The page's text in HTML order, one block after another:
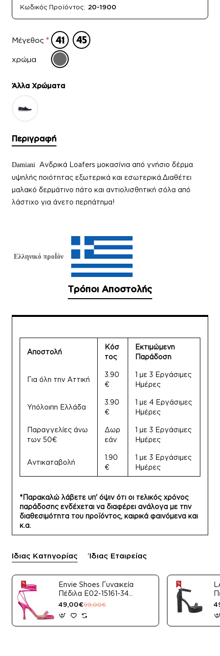
Κωδικός Προϊόντος: 20-1900
Μέγεθος
χρώμα
Άλλα Xρώματα
Περιγραφή
Damiani Ανδρικά Loafers μοκασίνια από γνήσιο δέρμα
υψηλής ποιότητας εξωτερικά και εσωτερικά.Διαθέτει
μαλακό δερμάτινο πάτο και αντιολισθητική σόλα από
λάστιχο για άνετο περπάτημα!
Ελληνικό προΪόν
Τρόποι Αποστολής
Αποστολή
Κόσ
τος
Εκτιμώμενη
Παράδοση
Για όλη την Αττική
3.90
€
1 με 3 Εργάσιμες
Ημέρες
Υπόλοιπη Ελλάδα
3.90
€
1 με 4 Εργάσιμες
Ημέρες
Παραγγελίες άνω
των 50€
Δωρ
εάν
1 με 3 Εργάσιμες
Ημέρες
Αντικαταβολή
1.90
€
1 με 3 Εργάσιμες
Ημέρες
*Παρακαλώ λάβετε υπ' όψιν ότι οι τελικός χρόνος
παράδοσης ενδέχεται να διαφέρει ανάλογα με την
διαθεσιμότητα του προϊόντος, καιρικά φαινόμενα και
κ.α.
Ίδιας Κατηγορίας Ίδιας Εταιρείας
Envie Shoes Γυναικεία
Πέδιλα E02-15161-34
Μαύρο Satin
49,00€99,00€